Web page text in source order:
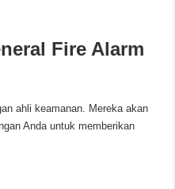
Fire Alarm
ahli keamanan. Mereka akan
Anda untuk memberikan